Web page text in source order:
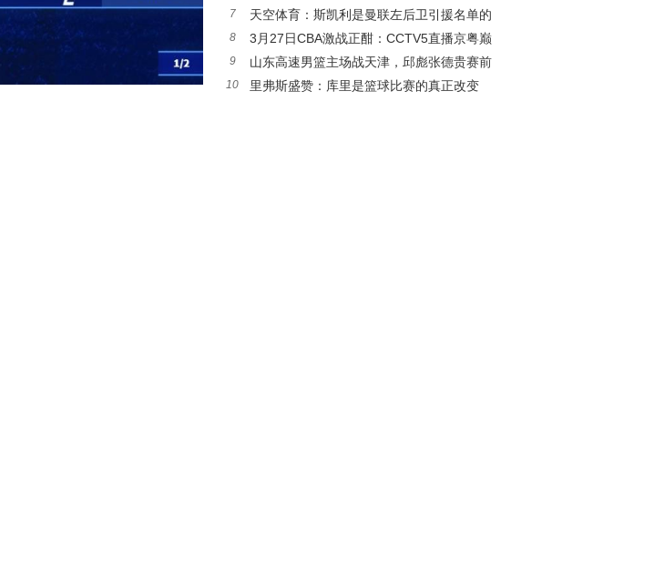
签至2026年底
7
天空体育：斯凯利是曼联左后卫引援名单的
一员；罗马诺：曼联已多次派球探考察迪奥曼德
8
3月27日CBA激战正酣：CCTV5直播京粤巅
峰对决，广东迎战北京
9
山东高速男篮主场战天津，邱彪张德贵赛前
友好互动引关注
10
里弗斯盛赞：库里是篮球比赛的真正改变